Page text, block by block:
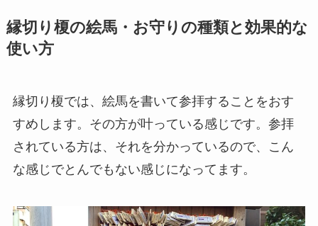
縁切り榎の絵馬・お守りの種類と効果的な
使い方
縁切り榎では、絵馬を書いて参拝することをおす
すめします。その方が叶っている感じです。参拝
されている方は、それを分かっているので、こん
な感じでとんでもない感じになってます。